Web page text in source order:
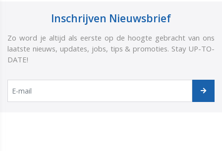
Inschrijven Nieuwsbrief
Zo word je altijd als eerste op de hoogte gebracht van ons
laatste nieuws, updates, jobs, tips & promoties. Stay UP-TO-
DATE!